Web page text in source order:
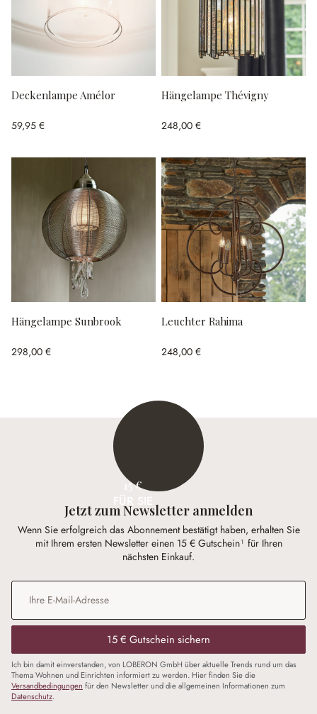
Deckenlampe Amélor
59,95 €
Hängelampe Thévigny
248,00 €
Hängelampe Sunbrook
298,00 €
Leuchter Rahima
248,00 €
15 €
Jetzt zum Newsletter anmelden
Wenn Sie erfolgreich das Abonnement bestätigt haben, erhalten Sie
mit Ihrem ersten Newsletter einen 15 € Gutschein¹ für Ihren
nächsten Einkauf.
E-Mail-Adresse
15 € Gutschein sichern
Ich bin damit einverstanden, von LOBERON GmbH über aktuelle Trends rund um das
Thema Wohnen und Einrichten informiert zu werden. Hier finden Sie die
Versandbedingungen für den Newsletter und die allgemeinen Informationen zum
Datenschutz.